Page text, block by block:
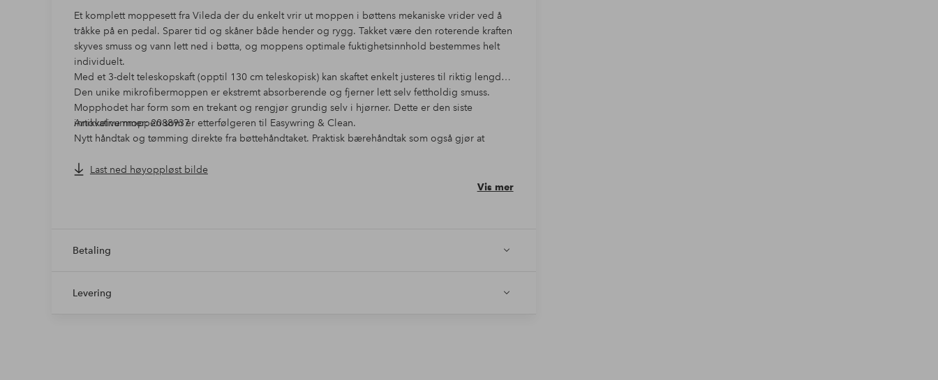
Et komplett moppesett fra Vileda der du enkelt vrir ut moppen i bøttens mekaniske vrider ved å
tråkke på en pedal. Sparer tid og skåner både hender og rygg. Takket være den roterende kraften
skyves smuss og vann lett ned i bøtta, og moppens optimale fuktighetsinnhold bestemmes helt
individuelt.
Med et 3-delt teleskopskaft (opptil 130 cm teleskopisk) kan skaftet enkelt justeres til riktig lengde.
Den unike mikrofibermoppen er ekstremt absorberende og fjerner lett selv fettholdig smuss.
Mopphodet har form som en trekant og rengjør grundig selv i hjørner. Dette er den siste
innovative moppen som er etterfølgeren til Easywring & Clean.
Nytt håndtak og tømming direkte fra bøttehåndtaket. Praktisk bærehåndtak som også gjør at
Artikkelnummer: 2088937
Last ned høyoppløst bilde
Vis mer
Betaling
Levering